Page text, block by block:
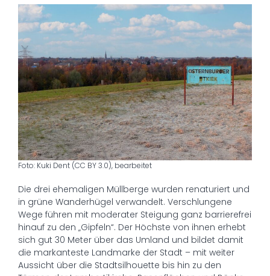
Foto: Kuki Dent (CC BY 3.0), bearbeitet
Die drei ehemaligen Müllberge wurden renaturiert und
in grüne Wanderhügel verwandelt. Verschlungene
Wege führen mit moderater Steigung ganz barrierefrei
hinauf zu den „Gipfeln“. Der Höchste von ihnen erhebt
sich gut 30 Meter über das Umland und bildet damit
die markanteste Landmarke der Stadt – mit weiter
Aussicht über die Stadtsilhouette bis hin zu den